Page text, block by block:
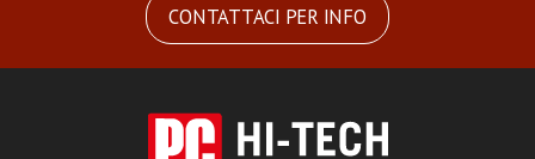
CONTATTACI PER INFO